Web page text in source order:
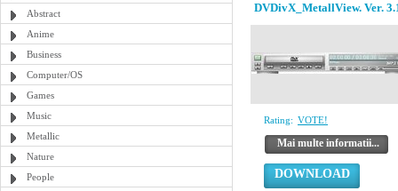
Abstract
Anime
Business
Computer/OS
Games
Music
Metallic
Nature
People
DVDivX_MetallView. Ver.
Rating: VOTE!
Mai multe informatii...
DOWNLOAD